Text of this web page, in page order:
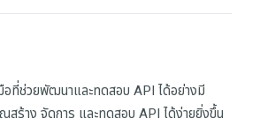
ที่ช่วยพัฒนาและทดสอบ API ได้อย่างมี
สร้าง จัดการ และทดสอบ API ได้ง่ายยิ่งขึ้น